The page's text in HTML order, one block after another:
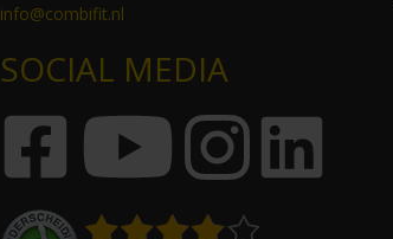
info@combifit.nl
SOCIAL MEDIA